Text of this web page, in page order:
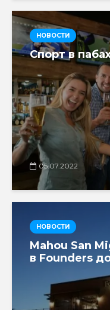
НОВОСТИ
Спорт в
05.07.2022
НОВОСТИ
Mahou San
в Founders